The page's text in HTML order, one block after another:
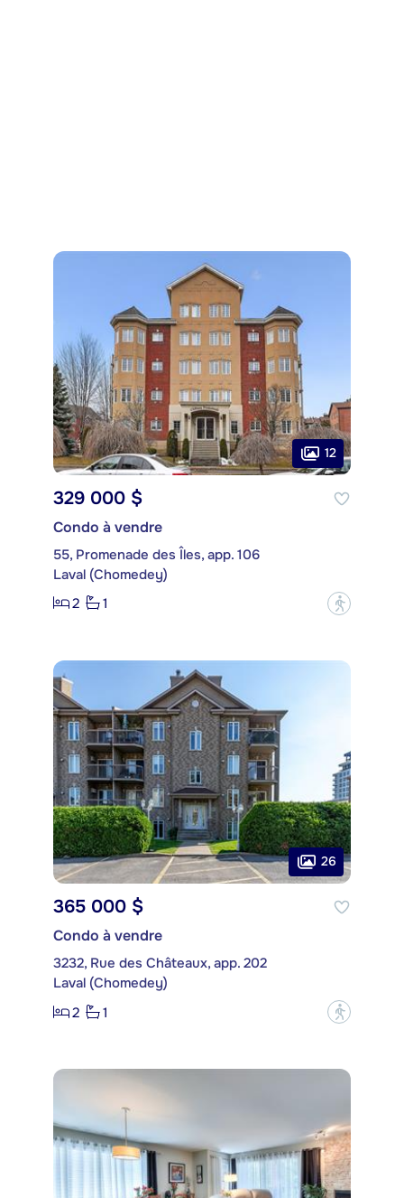
12
329 000 $
Condo à vendre
55, Promenade des Îles, app. 106
Laval (Chomedey)
2
1 ?
26
365 000 $
Condo à vendre
3232, Rue des Châteaux, app. 202
Laval (Chomedey)
2
1 ?